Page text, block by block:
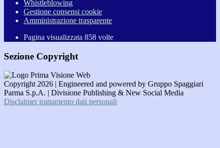
Whistleblowing
Gestione consensi cookie
Amministrazione trasparente
Pagina visualizzata 858 volte
Sezione Copyright
Copyright 2026 | Engineered and powered by Gruppo Spaggiari
Parma S.p.A. | Divisione Publishing & New Social Media
Disclaimer trattamento dati personali